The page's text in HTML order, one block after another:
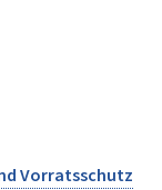
Vorratsschutz